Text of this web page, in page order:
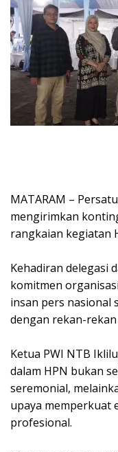
MATARAM –
mengirimkan
rangkaian kegiatan
Kehadiran delegasi
komitmen
insan pers nasional
dengan rekan-
Ketua PWI NTB
dalam HPN bukan
seremonial,
upaya memperkuat
profesional.